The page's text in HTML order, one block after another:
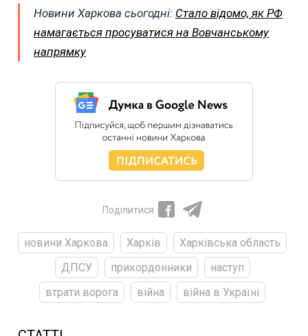
Новини Харкова сьогодні: Стало відомо, як РФ
намагається просуватися на Вовчанському
напрямку
Поділитися
новини Харкова Харків
Харківська область
ДПСУ
прикордонники
наступ
втрати ворога
війна війна в Україні